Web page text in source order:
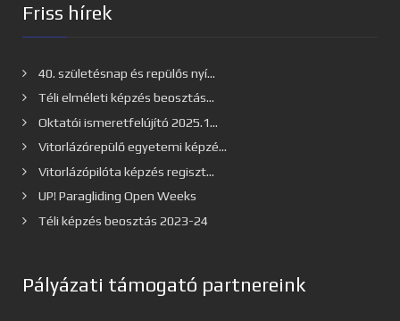
Friss hírek
40. születésnap és repülős nyí...
Téli elméleti képzés beosztás...
Oktatói ismeretfelújító 2025.1...
Vitorlázórepülő egyetemi képzé...
Vitorlázópilóta képzés regiszt...
UP! Paragliding Open Weeks
Téli képzés beosztás 2023-24
Pályázati támogató partnereink